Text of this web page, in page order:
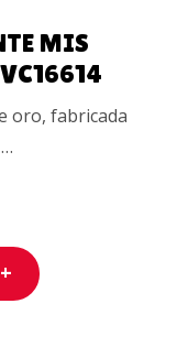
MIS
oro, fabricada